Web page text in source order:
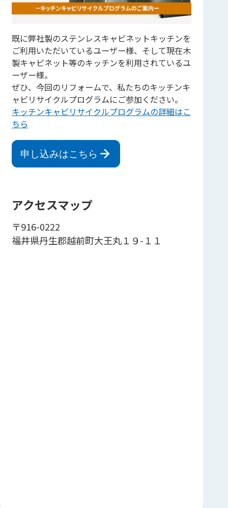
既に弊社製のステンレスキャビネットキッチンを
ご利用いただいているユーザー様、そして現在木
製キャビネット等のキッチンを利用されているユ
ーザー様。
ぜひ、今回のリフォームで、私たちのキッチンキ
ャビリサイクルプログラムにご参加ください。
キッチンキャビリサイクルプログラムの詳細はこ
ちら
申し込みはこちら
アクセスマップ
〒916-0222
福井県丹生郡越前町大王丸１９-１１